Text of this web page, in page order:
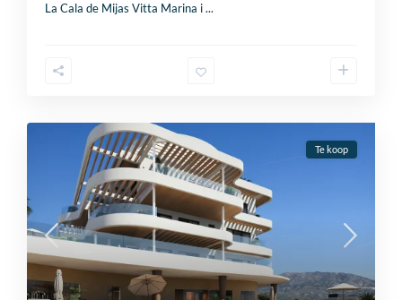
La Cala de Mijas Vitta Marina i...
Te koop